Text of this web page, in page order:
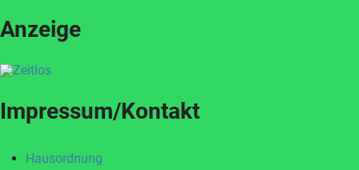
Anzeige
Impressum/Kontakt
Hausordnung